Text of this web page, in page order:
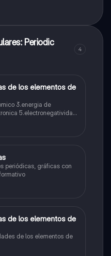
Periodic
4
de los elementos de
3.energia de
5.electronegatividad
de la tabla
periódicas, gráficas con
de los elementos de
de los elementos de